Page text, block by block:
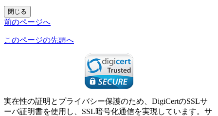
閉じる
前のページへ
このページの先頭へ
実在性の証明とプライバシー保護のため、DigiCertのSSLサ
ーバ証明書を使用し、SSL暗号化通信を実現しています。サ